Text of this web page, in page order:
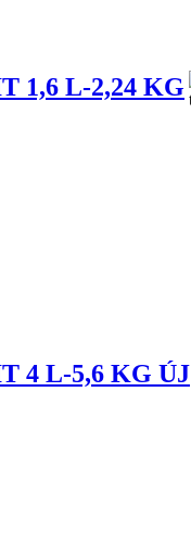
1,6 L-2,24 KG
4 L-5,6 KG ÚJ